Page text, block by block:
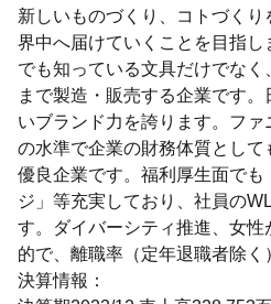
新しいものづくり、コトづく
界中へ届けていくことを目指
でも知っている文具だけでな
まで製造・販売する企業です
いブランド力を誇ります。フ
の水準で企業の財務体質とし
優良企業です。福利厚生面で
ジ」等充実しており、社員の
す。ダイバーシティ推進、女
的で、離職率（定年退職者除く
決算情報：